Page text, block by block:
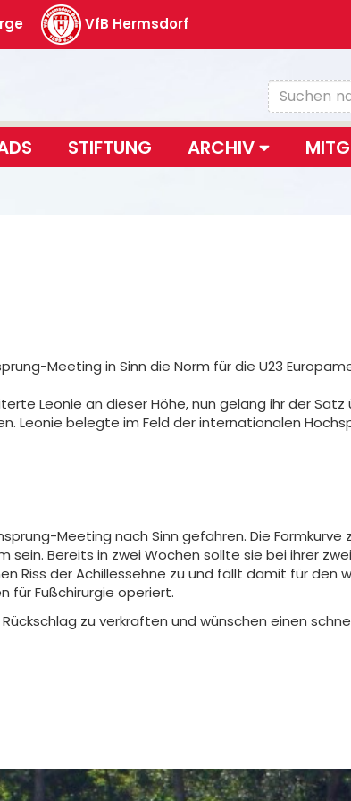
VfB Hermsdorf
STIFTUNG ARCHIV
Meeting in Sinn die Norm für die U23
Leonie an dieser Höhe, nun gelang ihr der Satz
Leonie belegte im Feld der internationalen
Meeting nach Sinn gefahren. Die
Bereits in zwei Wochen sollte sie bei ihrer
Riss der Achillessehne zu und fällt damit für den
für Fußchirurgie operiert.
zu verkraften und wünschen einen